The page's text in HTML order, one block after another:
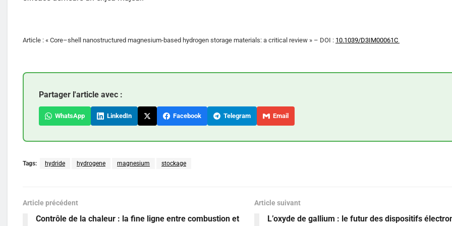
Article : « Core–shell nanostructured magnesium-based hydrogen storage materials: a critical review » – DOI : 10.1039/D3IM00061C
Partager l'article avec :
WhatsApp LinkedIn Facebook Telegram Email
Tags: hydride hydrogene magnesium stockage
Article précédent
Contrôle de la chaleur : la fine ligne entre combustion et
Article suivant
L’oxyde de gallium : le futur des dispositifs